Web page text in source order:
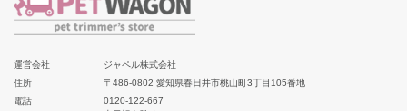
運営会社
ジャペル株式会社
住所
〒486-0802 愛知県春日井市桃山町3丁目105番地
電話
0120-122-667